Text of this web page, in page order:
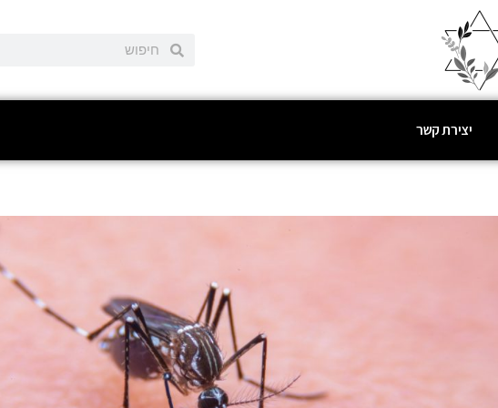
יצירת קשר